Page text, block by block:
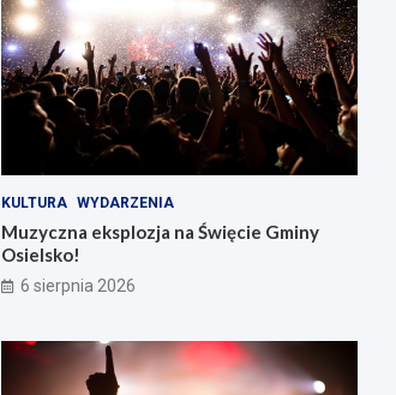
KULTURA WYDARZENIA
Muzyczna eksplozja na Święcie Gminy
Osielsko!
6 sierpnia 2026